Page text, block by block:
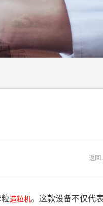
返回
造粒机。这款设备不仅代